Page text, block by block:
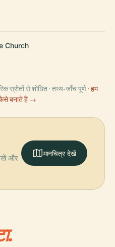
Church
स्रोतों से शोधित · तथ्य-जाँच पूर्ण · हम
बनाते हैं →
और
मानचित्र देखें